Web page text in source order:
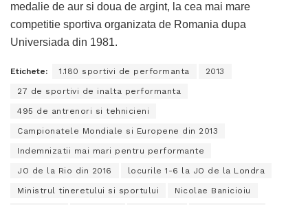
medalie de aur si doua de argint, la cea mai mare
competitie sportiva organizata de Romania dupa
Universiada din 1981.
Etichete: 1.180 sportivi de performanta 2013
27 de sportivi de inalta performanta
495 de antrenori si tehnicieni
Campionatele Mondiale si Europene din 2013
Indemnizatii mai mari pentru performante
JO de la Rio din 2016 locurile 1-6 la JO de la Londra
Ministrul tineretului si sportului Nicolae Banicioiu